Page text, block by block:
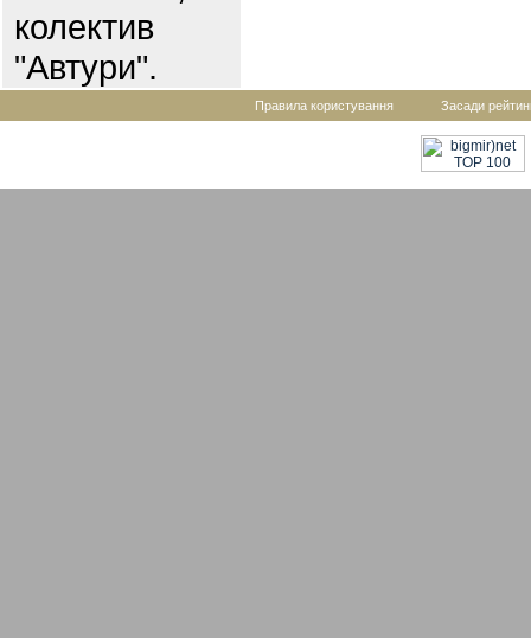
колектив
"Автури".
Правила користування Засади